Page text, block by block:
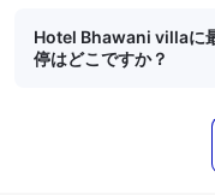
Hotel Bhawani villaに
停はどこですか？